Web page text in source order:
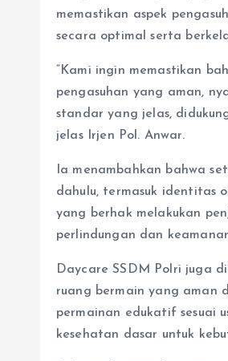
memastikan aspek
secara optimal serta
“Kami ingin memastikan
pengasuhan yang aman,
standar yang jelas,
jelas Irjen Pol. Anwar.
Ia menambahkan bahwa
dahulu, termasuk identitas
yang berhak melakukan
perlindungan dan
Daycare SSDM Polri juga
ruang bermain yang aman
permainan edukatif sesuai
kesehatan dasar untuk